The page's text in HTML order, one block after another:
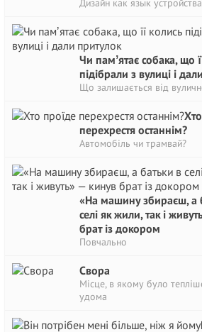
Дизайн как язык устройства
Чи памʼятає собака, що
підібрали з вулиці і
Що залишається від
перехрестя останнім?
Автомобіль чи трамвай?
«На машину збираєш, а
селі як жили, так і
брат із докором
Повчально
Свора
Місце, в якому було
удома